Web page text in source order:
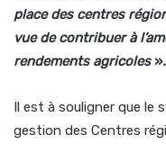
place des centres
vue de contribuer à
rendements agricoles».
Il est à souligner que le
gestion des Centres